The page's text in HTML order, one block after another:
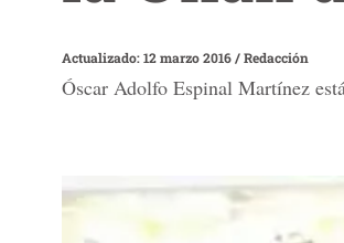
Actualizado: 12 marzo 2016/Redacción
Óscar Adolfo Espinal Martínez